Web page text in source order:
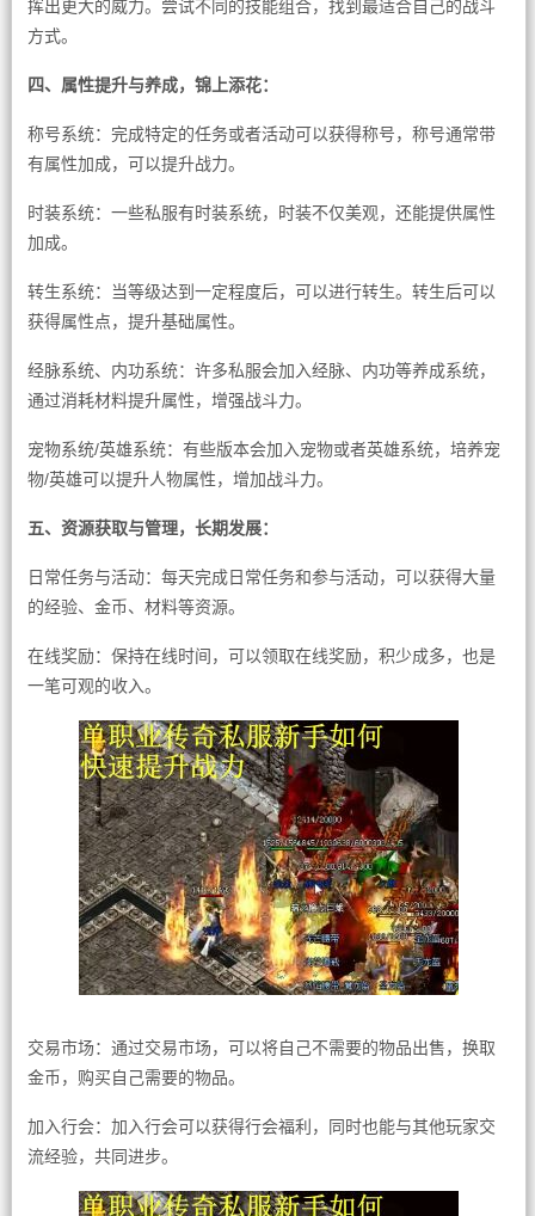
挥出更大的威力。尝试不同的技能组合，找到最适合自己的战斗
方式。
四、属性提升与养成，锦上添花：
称号系统：完成特定的任务或者活动可以获得称号，称号通常带
有属性加成，可以提升战力。
时装系统：一些私服有时装系统，时装不仅美观，还能提供属性
加成。
转生系统：当等级达到一定程度后，可以进行转生。转生后可以
获得属性点，提升基础属性。
经脉系统、内功系统：许多私服会加入经脉、内功等养成系统，
通过消耗材料提升属性，增强战斗力。
宠物系统/英雄系统：有些版本会加入宠物或者英雄系统，培养宠
物/英雄可以提升人物属性，增加战斗力。
五、资源获取与管理，长期发展：
日常任务与活动：每天完成日常任务和参与活动，可以获得大量
的经验、金币、材料等资源。
在线奖励：保持在线时间，可以领取在线奖励，积少成多，也是
一笔可观的收入。
交易市场：通过交易市场，可以将自己不需要的物品出售，换取
金币，购买自己需要的物品。
加入行会：加入行会可以获得行会福利，同时也能与其他玩家交
流经验，共同进步。